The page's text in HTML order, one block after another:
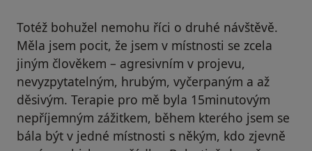
Totéž bohužel nemohu říci o druhé návštěvě.
Měla jsem pocit, že jsem v místnosti se zcela
jiným člověkem – agresivním v projevu,
nevyzpytatelným, hrubým, vyčerpaným a až
děsivým. Terapie pro mě byla 15minutovým
nepříjemným zážitkem, během kterého jsem se
bála být v jedné místnosti s někým, kdo zjevně